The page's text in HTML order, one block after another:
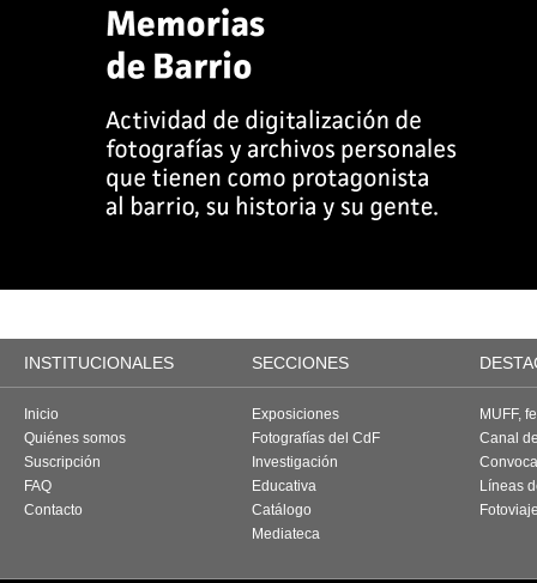
INSTITUCIONALES SECCIONES
Inicio
Quiénes somos
Suscripción
FAQ
Contacto
Exposiciones
Fotografías del CdF
Investigación
Educativa
Catálogo
Mediateca
MUFF,
Canal
Líneas